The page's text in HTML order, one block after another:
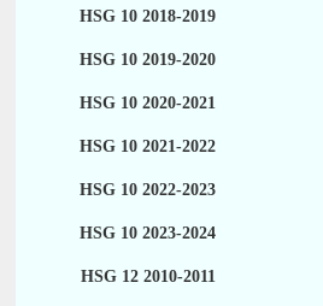
HSG 10 2018-2019
HSG 10 2019-2020
HSG 10 2020-2021
HSG 10 2021-2022
HSG 10 2022-2023
HSG 10 2023-2024
HSG 12 2010-2011